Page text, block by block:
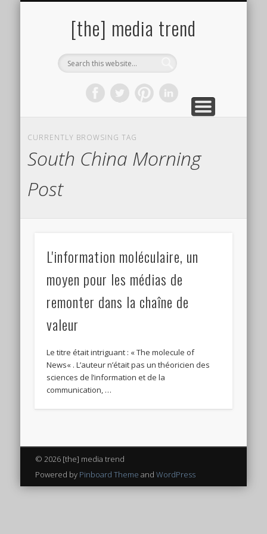
[the] media trend
CURRENTLY BROWSING TAG
South China Morning
Post
L'information moléculaire, un
moyen pour les médias de
remonter dans la chaîne de
valeur
Le titre était intriguant : « The molecule of
News« . L’auteur n’était pas un théoricien des
sciences de l’information et de la
communication, …
© 2026 [the] media trend
Powered by Pinboard Theme and WordPress